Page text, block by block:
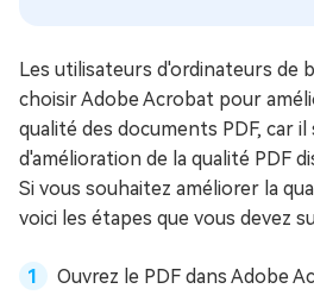
Les utilisateurs d'ordinateurs de
choisir Adobe Acrobat pour
qualité des documents PDF, car
d'amélioration de la qualité PDF
Si vous souhaitez améliorer la
voici les étapes que vous devez
Ouvrez le PDF dans Adobe